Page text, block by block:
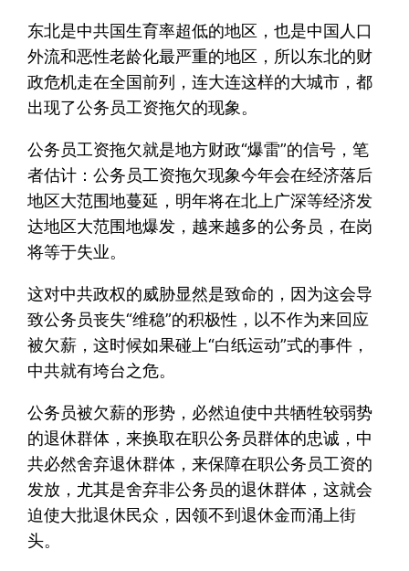
东北是中共国生育率超低的地区，也是中国人口
外流和恶性老龄化最严重的地区，所以东北的财
政危机走在全国前列，连大连这样的大城市，都
出现了公务员工资拖欠的现象。
公务员工资拖欠就是地方财政“爆雷”的信号，笔
者估计：公务员工资拖欠现象今年会在经济落后
地区大范围地蔓延，明年将在北上广深等经济发
达地区大范围地爆发，越来越多的公务员，在岗
将等于失业。
这对中共政权的威胁显然是致命的，因为这会导
致公务员丧失“维稳”的积极性，以不作为来回应
被欠薪，这时候如果碰上“白纸运动”式的事件，
中共就有垮台之危。
公务员被欠薪的形势，必然迫使中共牺牲较弱势
的退休群体，来换取在职公务员群体的忠诚，中
共必然舍弃退休群体，来保障在职公务员工资的
发放，尤其是舍弃非公务员的退休群体，这就会
迫使大批退休民众，因领不到退休金而涌上街
头。